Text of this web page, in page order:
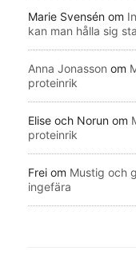
Marie Svensén om
kan man hålla sig
Anna Jonasson om
proteinrik
Elise och Norun om
proteinrik
Frei om Mustig och
ingefära